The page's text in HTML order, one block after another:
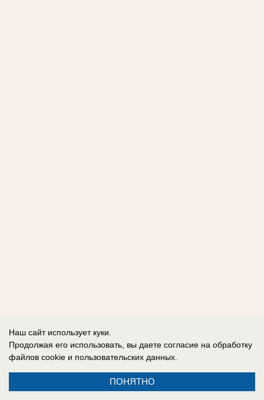
Наш сайт использует куки.
Продолжая его использовать, вы даете согласие на обработку
файлов cookie и пользовательских данных.
ПОНЯТНО